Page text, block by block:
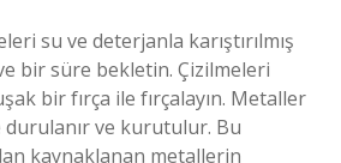
su ve deterjanla karıştırılmış
bir süre bekletin. Çizilmeleri
bir fırça ile fırçalayın. Metaller
ve kurutulur. Bu
kaynaklanan metallerin